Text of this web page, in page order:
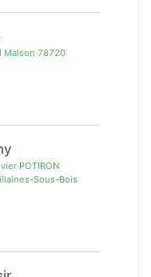
Maison 78720
POTIRON
Sous-Bois